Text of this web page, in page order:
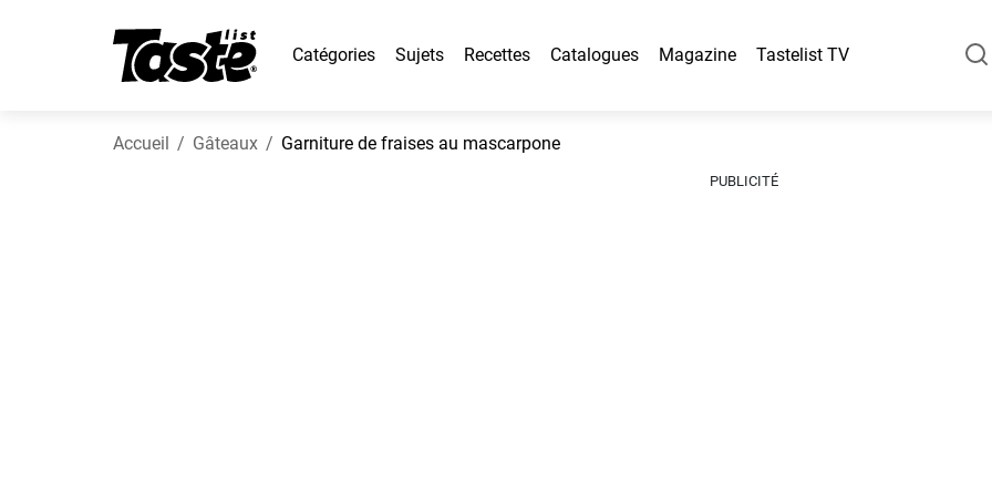
Catégories Sujets Recettes Catalogues Magazine Tastelist TV
Accueil Gâteaux Garniture de fraises au mascarpone
PUBLICITÉ